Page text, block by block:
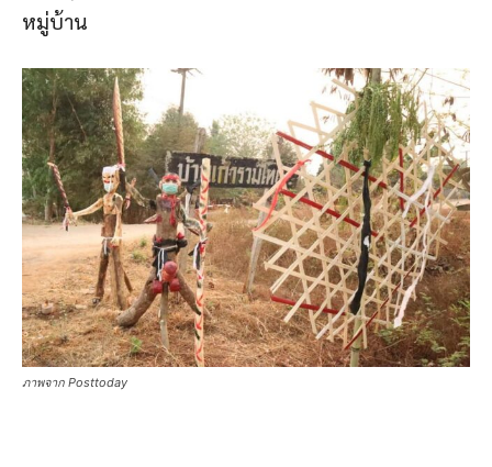
หมู่บ้าน
ภาพจาก Posttoday